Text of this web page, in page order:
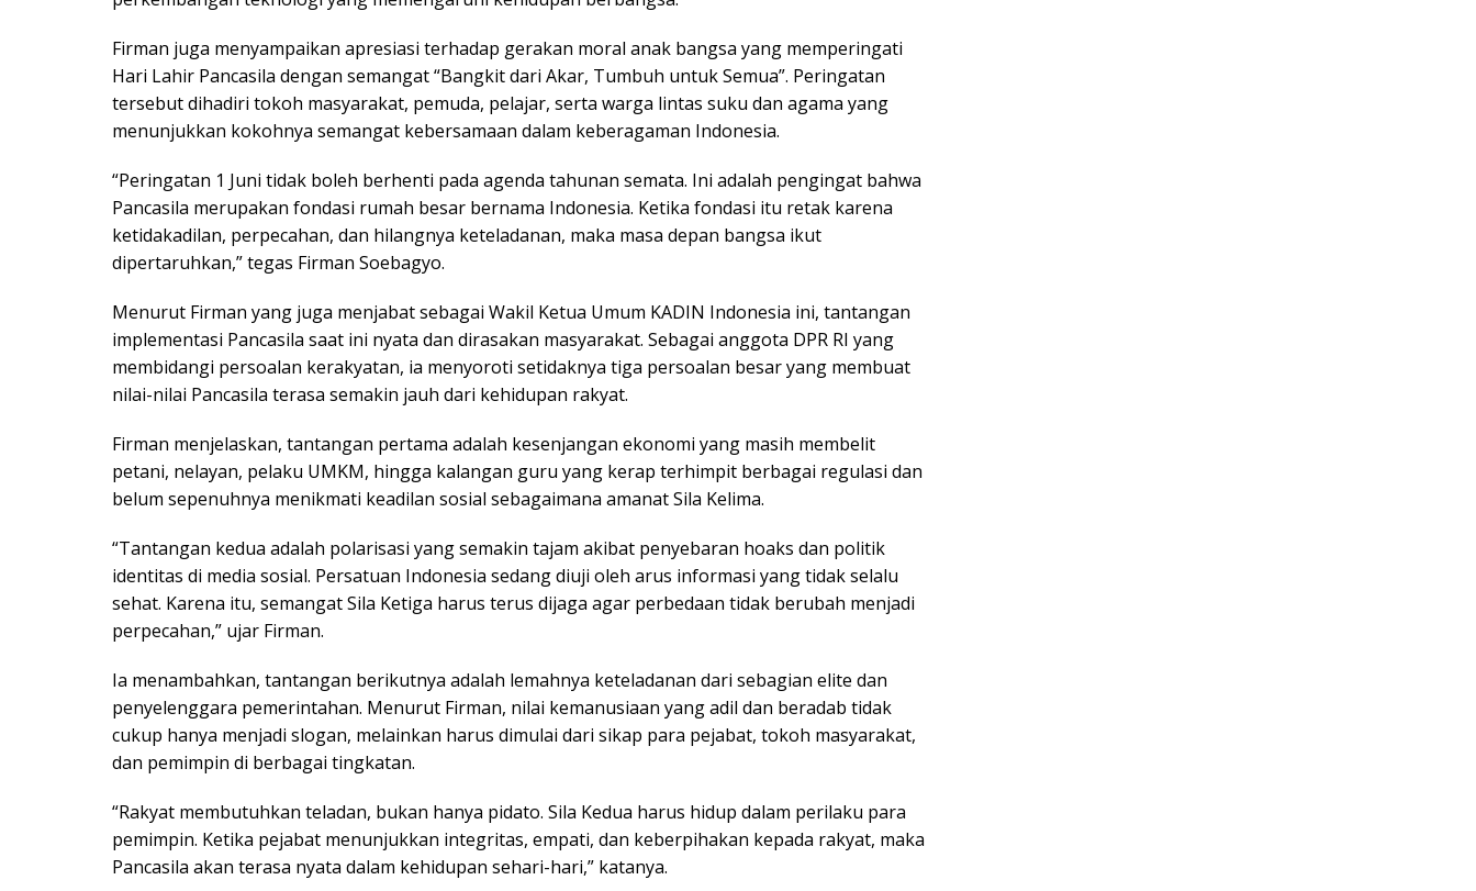
Firman juga menyampaikan apresiasi terhadap gerakan moral anak bangsa yang memperingati
Hari Lahir Pancasila dengan semangat “Bangkit dari Akar, Tumbuh untuk Semua”. Peringatan
tersebut dihadiri tokoh masyarakat, pemuda, pelajar, serta warga lintas suku dan agama yang
menunjukkan kokohnya semangat kebersamaan dalam keberagaman Indonesia.
“Peringatan 1 Juni tidak boleh berhenti pada agenda tahunan semata. Ini adalah pengingat bahwa
Pancasila merupakan fondasi rumah besar bernama Indonesia. Ketika fondasi itu retak karena
ketidakadilan, perpecahan, dan hilangnya keteladanan, maka masa depan bangsa ikut
dipertaruhkan,” tegas Firman Soebagyo.
Menurut Firman yang juga menjabat sebagai Wakil Ketua Umum KADIN Indonesia ini, tantangan
implementasi Pancasila saat ini nyata dan dirasakan masyarakat. Sebagai anggota DPR RI yang
membidangi persoalan kerakyatan, ia menyoroti setidaknya tiga persoalan besar yang membuat
nilai-nilai Pancasila terasa semakin jauh dari kehidupan rakyat.
Firman menjelaskan, tantangan pertama adalah kesenjangan ekonomi yang masih membelit
petani, nelayan, pelaku UMKM, hingga kalangan guru yang kerap terhimpit berbagai regulasi dan
belum sepenuhnya menikmati keadilan sosial sebagaimana amanat Sila Kelima.
“Tantangan kedua adalah polarisasi yang semakin tajam akibat penyebaran hoaks dan politik
identitas di media sosial. Persatuan Indonesia sedang diuji oleh arus informasi yang tidak selalu
sehat. Karena itu, semangat Sila Ketiga harus terus dijaga agar perbedaan tidak berubah menjadi
perpecahan,” ujar Firman.
Ia menambahkan, tantangan berikutnya adalah lemahnya keteladanan dari sebagian elite dan
penyelenggara pemerintahan. Menurut Firman, nilai kemanusiaan yang adil dan beradab tidak
cukup hanya menjadi slogan, melainkan harus dimulai dari sikap para pejabat, tokoh masyarakat,
dan pemimpin di berbagai tingkatan.
“Rakyat membutuhkan teladan, bukan hanya pidato. Sila Kedua harus hidup dalam perilaku para
pemimpin. Ketika pejabat menunjukkan integritas, empati, dan keberpihakan kepada rakyat, maka
Pancasila akan terasa nyata dalam kehidupan sehari-hari,” katanya.